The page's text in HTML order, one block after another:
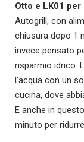
Otto e LK01 per
Autogrill, con
chiusura dopo 1
invece pensato
risparmio idrico.
l’acqua con un
cucina, dove
E anche in
minuto per